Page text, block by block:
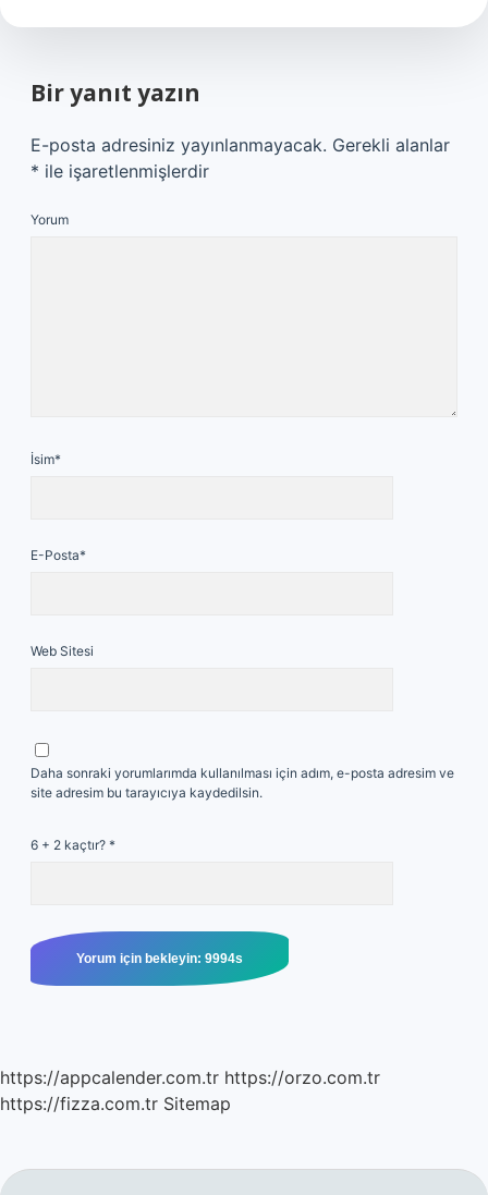
Bir yanıt yazın
E-posta adresiniz yayınlanmayacak. Gerekli alanlar
* ile işaretlenmişlerdir
Yorum
İsim*
E-Posta*
Web Sitesi
Daha sonraki yorumlarımda kullanılması için adım, e-posta adresim ve
site adresim bu tarayıcıya kaydedilsin.
6 + 2 kaçtır? *
https://appcalender.com.tr https://orzo.com.tr
https://fizza.com.tr Sitemap